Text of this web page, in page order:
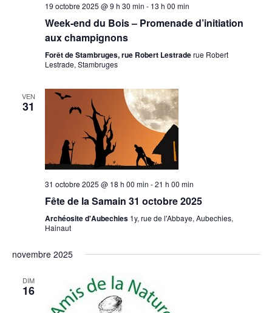
19 octobre 2025 @ 9 h 30 min - 13 h 00 min
Week-end du Bois – Promenade d’initiation
aux champignons
Forêt de Stambruges, rue Robert Lestraderue Robert
Lestrade, Stambruges
VEN
31
31 octobre 2025 @ 18 h 00 min -21 h 00 min
Fête de la Samain 31 octobre 2025
Archéosite d'Aubechies 1y, rue de l'Abbaye, Aubechies,
Hainaut
novembre 2025
DIM
16